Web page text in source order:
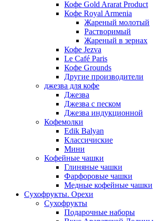
Кофе Gold Ararat Product
Кофе Royal Armenia
Жареный молотый
Растворимый
Жареный в зернах
Кофе Jezva
Le Café Paris
Кофе Grounds
Другие производители
джезва для кофе
Джезва
Джезва с песком
Джезва индукционной
Кофемолки
Edik Balyan
Классичиские
Мини
Кофейные чашки
Глиняные чашки
Фарфоровые чашки
Медные кофейные чашки
Сухофрукты. Орехи
Сухофрукты
Подарочные наборы